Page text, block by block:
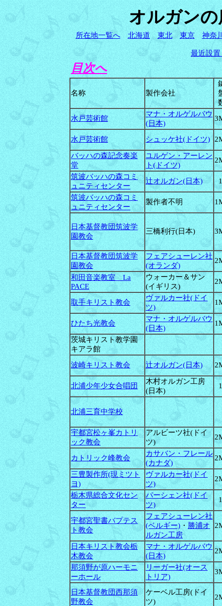
オルガンの
所在地一覧へ 北海道 東北 東京 神奈
最近設
目次へ
名称 製作会社
水戸芸術館
マナ・オルゲルバウ
(日本)
水戸芸術館 シュッケ社(ドイツ)
バッハの森記念奏楽
堂
ユルゲン・アーレン
ト(ドイツ)
筑波バッハの森コミ
ュニティセンター
辻オルガン(日本)
筑波バッハの森コミ
ュニティセンター
製作者不明
日本基督教団筑波学
園教会
三橋利行(日本)
日本基督教団筑波学
園教会
フェアシューレン社
(オランダ)
和田音楽教室 La
PACE
ウォーカー＆サン
(イギリス)
取手キリスト教会
ヴァルカー社(ドイ
ツ)
ひたち光教会
マナ・オルゲルバウ
(日本)
茨城キリスト教学園
キアラ館
波崎キリスト教会
辻オルガン(日本)
北浦少年少女合唱団
木村オルガン工房
(日本)
北浦三育中学校
宇都宮松ヶ峯カトリ
ック教会
アルビーツ社(ドイ
ツ)
カトリック峰教会
カサバン・フレール
(カナダ)
三豊製作所(現ミツト
ヨ)
ヴァルカー社(ドイ
ツ)
栃木県総合文化セン
ター
パーシェン社(ドイ
ツ)
宇都宮聖書バプテス
ト教会
フェアシューレン社
(ベルギー)・勝浦オ
ルガン工房
日本キリスト教会栃
木教会
マナ・オルゲルバウ
(日本)
那須野が原ハーモニ
ーホール
リーガー社(オース
トリア)
日本基督教団西那須
野教会
ケーベル工房(ドイ
ツ)